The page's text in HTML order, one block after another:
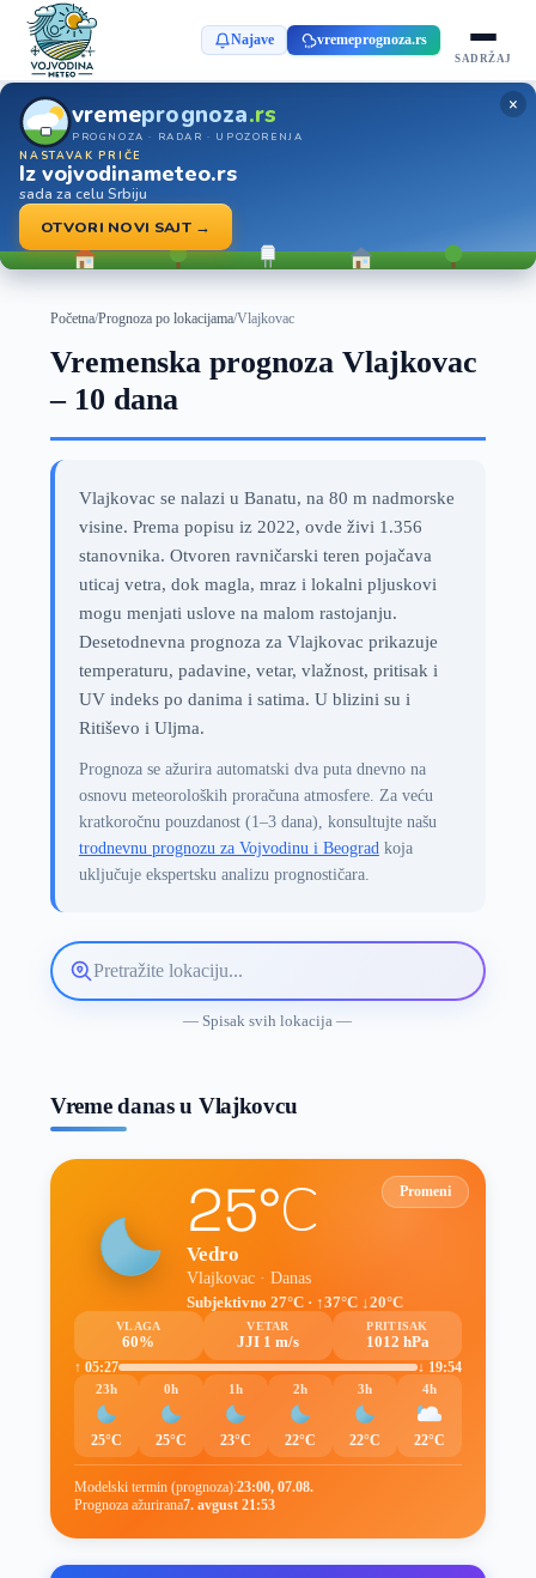
Najave vremeprognoza.rs
SADRŽAJ
vremeprognoza.rs
PROGNOZA · RADAR · UPOZORENJA
NASTAVAK PRIČE
Iz vojvodinameteo.rs
sada za celu Srbiju
OTVORI NOVI SAJT →
×
Početna/Prognoza po lokacijama/Vlajkovac
Vremenska prognoza Vlajkovac
– 10 dana
Vlajkovac se nalazi u Banatu, na 80 m nadmorske
visine. Prema popisu iz 2022, ovde živi 1.356
stanovnika. Otvoren ravničarski teren pojačava
uticaj vetra, dok magla, mraz i lokalni pljuskovi
mogu menjati uslove na malom rastojanju.
Desetodnevna prognoza za Vlajkovac prikazuje
temperaturu, padavine, vetar, vlažnost, pritisak i
UV indeks po danima i satima. U blizini su i
Ritiševo i Uljma.
Prognoza se ažurira automatski dva puta dnevno na
osnovu meteoroloških proračuna atmosfere. Za veću
kratkoročnu pouzdanost (1–3 dana), konsultujte našu
trodnevnu prognozu za Vojvodinu i Beogradkoja
uključuje ekspertsku analizu prognostičara.
Pretražite
lokaciju
— Spisak svih lokacija —
Vreme danas u Vlajkovcu
Promeni
25°C
Vedro
Vlajkovac · Danas
Subjektivno 27°C · ↑37°C ↓20°C
VLAGA
60%
VETAR
JJI 1 m/s
PRITISAK
1012 hPa
↑ 05:27
↓ 19:54
23h
25°C
0h
25°C
1h
23°C
2h
22°C
3h
22°C
4h
22°C
Modelski termin (prognoza):23:00, 07.08.
Prognoza ažurirana7. avgust 21:53